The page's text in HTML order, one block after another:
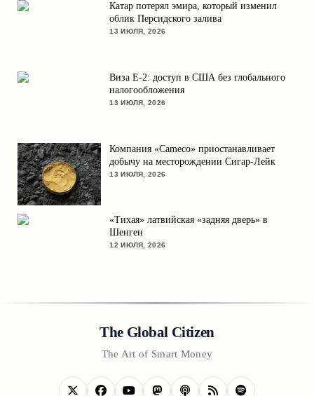
Катар потерял эмира, который изменил
облик Персидского залива
13 ИЮЛЯ, 2026
Виза E-2: доступ в США без глобального
налогообложения
13 ИЮЛЯ, 2026
Компания «Cameco» приостанавливает
добычу на месторождении Сигар-Лейк
13 ИЮЛЯ, 2026
«Тихая» латвийская «задняя дверь» в
Шенген
12 ИЮЛЯ, 2026
The Global Citizen
The Art of Smart Money